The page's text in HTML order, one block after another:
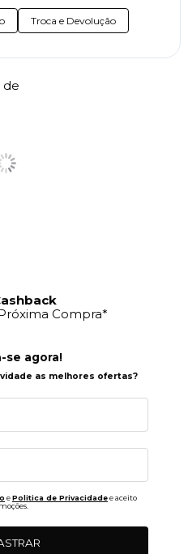
Troca e Devolução
de
Compra*
se agora!
as melhores ofertas?
ePolitica de Privacidadee aceito